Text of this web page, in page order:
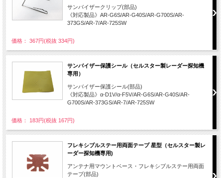
サンバイザークリップ(部品)
《対応製品》AR-G6S/AR-G40S/AR-G700S/AR-
373GS/AR-7/AR-725SW
価格： 367円(税抜 334円)
サンバイザー保護シール（セルスター製レーダー探知機
専用）
サンバイザー保護シール(部品)
《対応製品》α-D1V/α-F5V/AR-G6S/AR-G40S/AR-
G700S/AR-373GS/AR-7/AR-725SW
価格： 183円(税抜 167円)
フレキシブルステー用両面テープ 星型（セルスター製レ
ーダー探知機専用)
アンテナ用マウントベース・フレキシブルステー用両面
テープ(部品)